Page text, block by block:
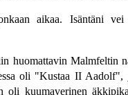
aikaa. Isäntäni vei
huomattavin Malmfeltin
oli "Kustaa II
kuumaverinen